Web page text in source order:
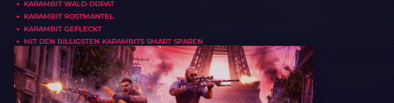
KARAMBIT WALD-DDPAT
KARAMBIT ROSTMANTEL
KARAMBIT GEFLECKT
MIT DEN BILLIGSTEN KARAMBITS SMART SPAREN